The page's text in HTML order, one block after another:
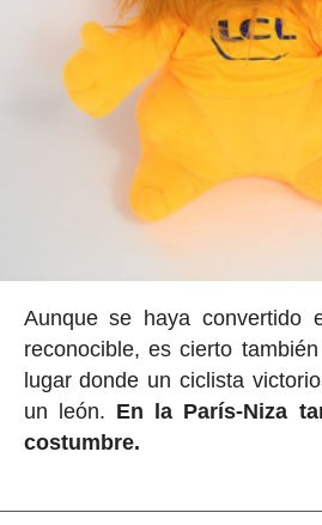
Aunque se haya convertido
reconocible, es cierto
lugar donde un ciclista
un león. En la París-Niza
costumbre.